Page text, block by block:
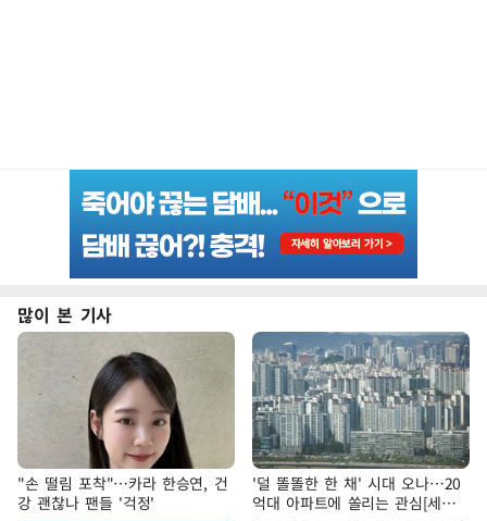
많이 본 기사
"손 떨림 포착"…카라 한승연, 건
강 괜찮나 팬들 '걱정'
'덜 똘똘한 한 채' 시대 오나…20
억대 아파트에 쏠리는 관심[세제